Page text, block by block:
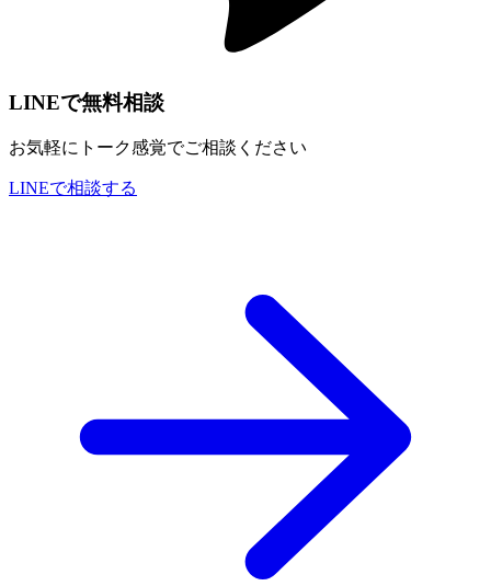
LINEで無料相談
お気軽にトーク感覚でご相談ください
LINEで相談する